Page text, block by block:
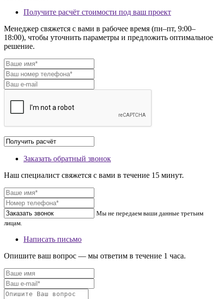
Получите расчёт стоимости под ваш проект
Менеджер свяжется с вами в рабочее время (пн–пт, 9:00–
18:00), чтобы уточнить параметры и предложить оптимальное
решение.
Заказать обратный звонок
Наш специалист свяжется с вами в течение 15 минут.
Мы не передаем ваши данные третьим
лицам.
Написать письмо
Опишите ваш вопрос — мы ответим в течение 1 часа.